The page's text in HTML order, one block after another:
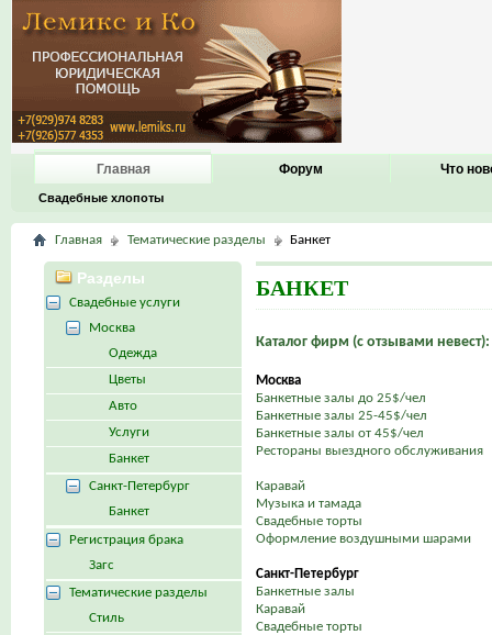
Главная
Свадебные хлопоты
Форум Что
Главная Тематические разделы Банкет
БАНКЕТ
Каталог фирм (с отзывами невест):
Москва
Банкетные залы до 25$/чел
Банкетные залы 25-45$/чел
Банкетные залы от 45$/чел
Рестораны выездного обслуживания
Каравай
Музыка и тамада
Свадебные торты
Оформление воздушными шарами
Санкт-Петербург
Банкетные залы
Каравай
Свадебные торты
Разделы
Свадебные услуги
Москва
Одежда
Цветы
Авто
Услуги
Банкет
Санкт-Петербург
Банкет
Регистрация брака
Загс
Тематические разделы
Стиль